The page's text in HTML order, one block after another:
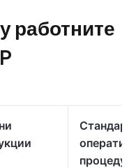
работните